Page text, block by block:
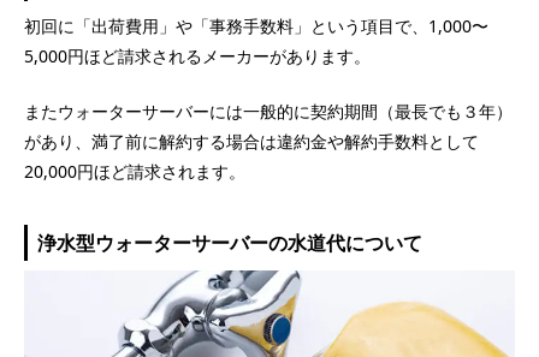
初回に「出荷費用」や「事務手数料」という項目で、1,000〜
5,000円ほど請求されるメーカーがあります。
またウォーターサーバーには一般的に契約期間（最長でも３年）
があり、満了前に解約する場合は違約金や解約手数料として
20,000円ほど請求されます。
浄水型ウォーターサーバーの水道代について